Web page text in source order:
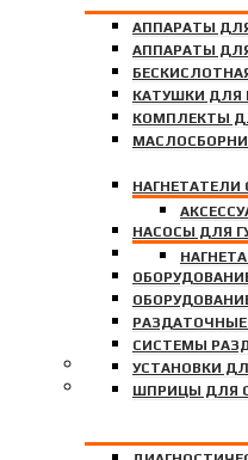
АППАРАТЫ
АППАРАТЫ
КАТУШКИ ДЛЯ
КОМПЛЕКТЫ
НАГНЕТАТЕЛИ
НАСОСЫ ДЛЯ
НАСОСЫ ДЛЯ
СИСТЕМЫ
УСТАНОВКИ
ШПРИЦЫ ДЛЯ
СТЕНДЫ ДЛЯ
ДИАГНОСТИЧЕСКОЕ